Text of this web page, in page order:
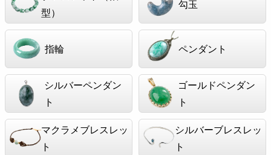
型）
勾玉
指輪 ペンダント
シルバーペンダン
ト
ゴールドペンダン
ト
マクラメブレスレッ
ト
シルバーブレスレッ
ト